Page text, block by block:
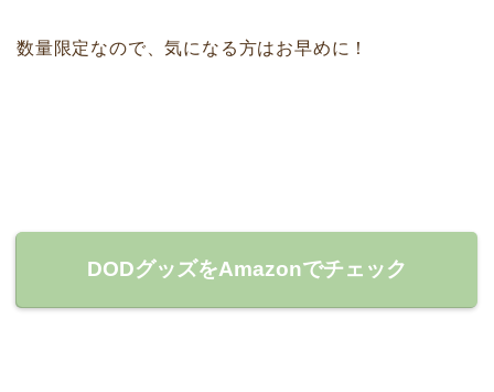
数量限定なので、気になる方はお早めに！
DODグッズをAmazonでチェック